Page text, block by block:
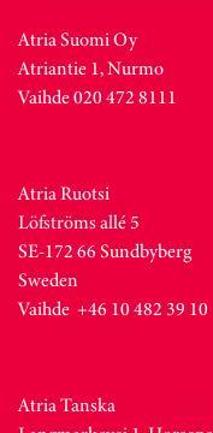
Atria Suomi Oy
Atriantie 1, Nurmo
Vaihde 020 472 8111
Atria Ruotsi
Löfströms allé 5
SE-172 66 Sundbyberg
Sweden
Vaihde +46 10 482 39 10
Atria Tanska